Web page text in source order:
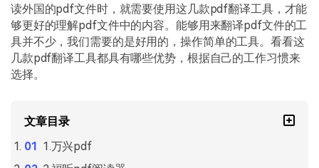
PDF开发工具
万兴PDF SDK
申请试用
PDF文件压缩
PDF签名
PDF批量工具
PDF提取页面
PDF表格
产品信息
更新日志
下载中心
01.热门软件
02.转换PDF
读外国的pdf文件时，就需要使用这几款pdf翻译工具，才能
够更好的理解pdf文件中的内容。能够用来翻译pdf文件的工
具并不少，我们需要的是好用的，操作简单的工具。看看这
几款pdf翻译工具都具有哪些优势，根据自己的工作习惯来
选择。
文章目录
1.万兴pdf